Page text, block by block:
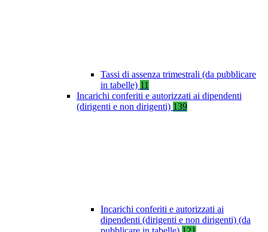
Tassi di assenza trimestrali (da pubblicare
in tabelle) 11
Incarichi conferiti e autorizzati ai dipendenti
(dirigenti e non dirigenti) 139
Incarichi conferiti e autorizzati ai
dipendenti (dirigenti e non dirigenti) (da